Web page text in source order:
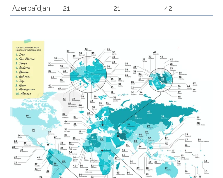
Azerbaïdjan
21 21 42